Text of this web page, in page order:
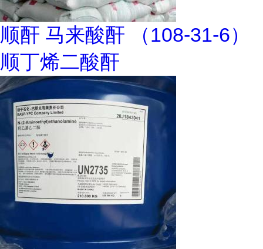
顺酐 马来酸酐 （108-31-6）
顺丁烯二酸酐